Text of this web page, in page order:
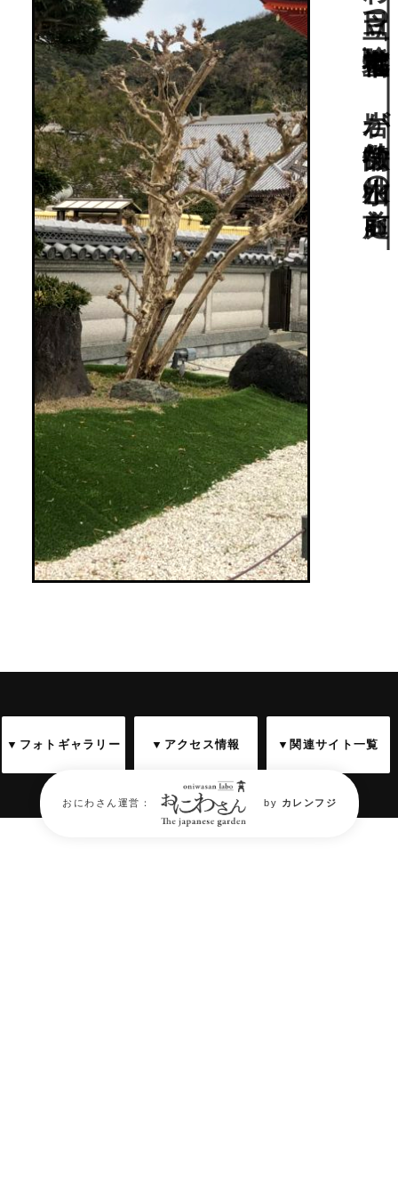
▼フォトギャラリー ▼アクセス情報 ▼関連サイト一覧
おにわさん運営： by カレンフジ